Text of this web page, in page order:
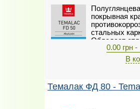
покрывная
стальных
Обладает
воздействии.
0.00 грн
В
Темалак ФД 80 -